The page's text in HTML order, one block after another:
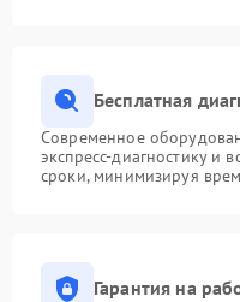
Бесплатная
Современное
экспресс-диагностику и
сроки, минимизируя
Гарантия на